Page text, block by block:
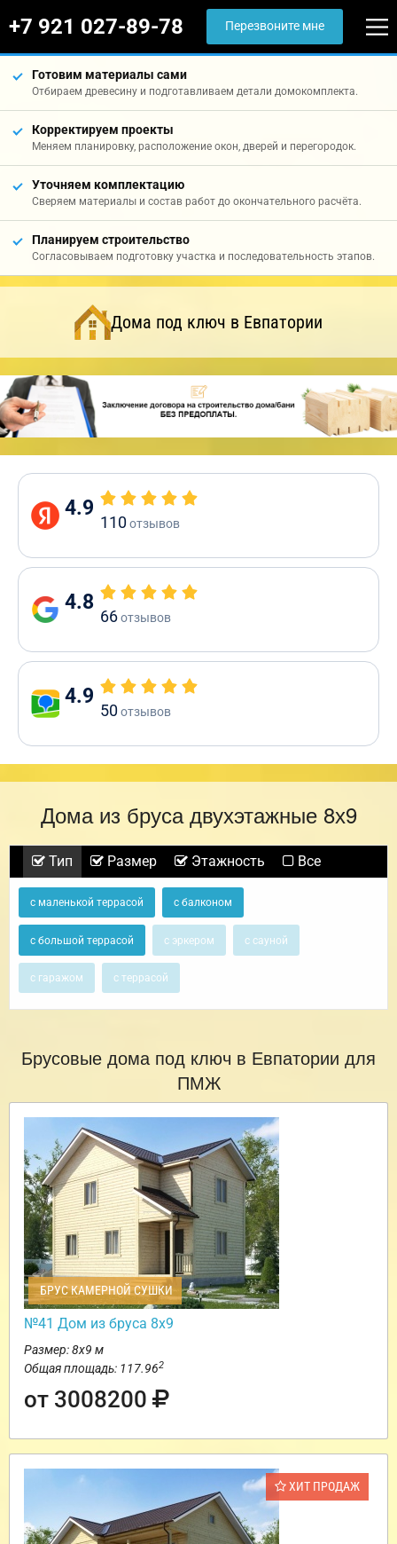
+7 921 027-89-78 Перезвоните мне
Готовим материалы сами
Отбираем древесину и подготавливаем детали домокомплекта.
Корректируем проекты
Меняем планировку, расположение окон, дверей и перегородок.
Уточняем комплектацию
Сверяем материалы и состав работ до окончательного расчёта.
Планируем строительство
Согласовываем подготовку участка и последовательность этапов.
Дома под ключ в Евпатории
4.9
110отзывов
4.8
66отзывов
4.9
50отзывов
Дома из бруса двухэтажные 8х9
Тип Размер Этажность Все
с маленькой террасой с балконом
с большой террасой с эркером с сауной
с гаражом с террасой
Брусовые дома под ключ в Евпатории для
ПМЖ
БРУС КАМЕРНОЙ СУШКИ
№41 Дом из бруса 8х9
Размер: 8х9 м
Общая площадь: 117.962
от 3008200
ХИТ ПРОДАЖ